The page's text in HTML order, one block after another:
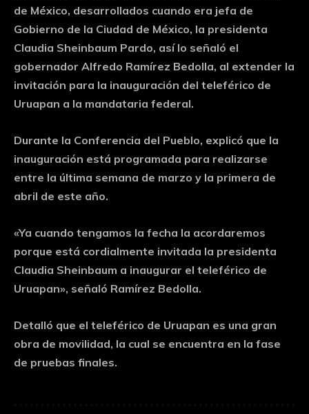
de México, desarrollados cuando era jefa de
Gobierno de la Ciudad de México, la presidenta
Claudia Sheinbaum Pardo, así lo señaló el
gobernador Alfredo Ramírez Bedolla, al extender la
invitación para la inauguración del teleférico de
Uruapan a la mandataria federal.
Durante la Conferencia del Pueblo, explicó que la
inauguración está programada para realizarse
entre la última semana de marzo y la primera de
abril de este año.
«Ya cuando tengamos la fecha la acordaremos
porque está cordialmente invitada la presidenta
Claudia Sheinbaum a inaugurar el teleférico de
Uruapan», señaló Ramírez Bedolla.
Detalló que el teleférico de Uruapan es una gran
obra de movilidad, la cual se encuentra en la fase
de pruebas finales.